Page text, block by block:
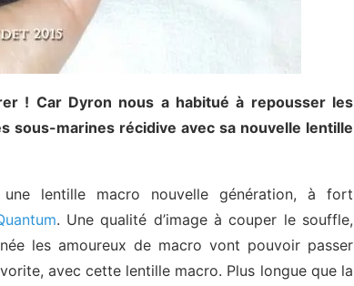
! Car Dyron nous a habitué à repousser les
sous-marines récidive avec sa nouvelle lentille
lentille macro nouvelle génération, à fort
. Une qualité d’image à couper le souffle,
les amoureux de macro vont pouvoir passer
avec cette lentille macro. Plus longue que la